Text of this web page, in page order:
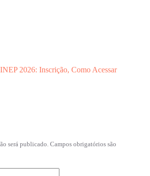
2026: Inscrição, Como Acessar
será publicado. Campos obrigatórios são